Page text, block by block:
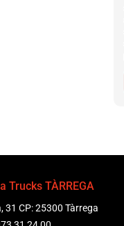
Trucks TÀRREGA
31 CP: 25300 Tàrrega